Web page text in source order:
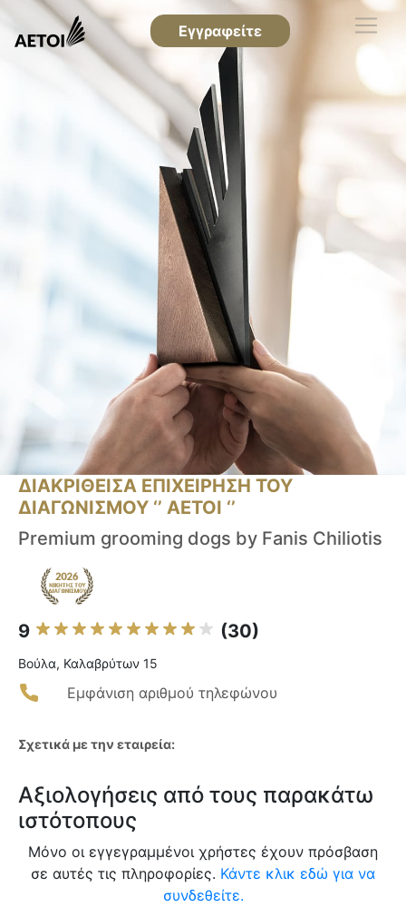
Εγγραφείτε
ΔΙΑΚΡΙΘΕΙΣΑ ΕΠΙΧΕΙΡΗΣΗ ΤΟΥ
ΔΙΑΓΩΝΙΣΜΟΥ ‘’ ΑΕΤΟΙ ‘’
Premium grooming dogs by Fanis Chiliotis
9 (30)
Βούλα, Καλαβρύτων 15
Εμφάνιση αριθμού τηλεφώνου
Σχετικά με την εταιρεία:
Αξιολογήσεις από τους παρακάτω
ιστότοπους
Μόνο οι εγγεγραμμένοι χρήστες έχουν πρόσβαση
σε αυτές τις πληροφορίες. Κάντε κλικ εδώ για να
συνδεθείτε.